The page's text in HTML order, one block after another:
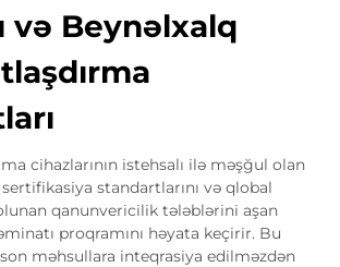
və Beynəlxalq
cihazlarının istehsalı ilə məşğul olan
standartlarını və qlobal
qanunvericilik tələblərini aşan
proqramını həyata keçirir. Bu
məhsullara inteqrasiya edilməzdən